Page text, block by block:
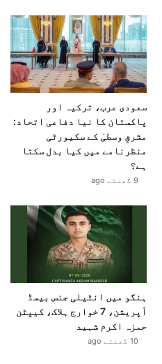
سعودی عرب، ترکیہ اور
پاکستان کا نیا دفاعی اتحاد:
مشرقِ وسطیٰ کے سکیورٹی
منظرنامے میں کیا بدل سکتا
ہے؟
9 گھنٹے ago
ہنگو میں انٹیلی جنس بیسڈ
آپریشن، 7 خوارج ہلاک، کیپٹن
حمزہ اکرم شہید
10 گھنٹے ago